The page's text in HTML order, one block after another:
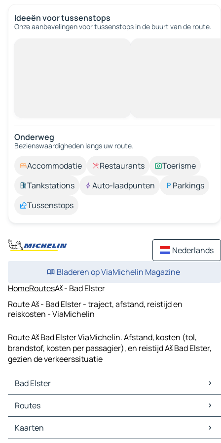
Ideeën voor tussenstops
Onze aanbevelingen voor tussenstops in de buurt van de route.
Onderweg
Bezienswaardigheden langs uw route.
Accommodatie Restaurants
Toerisme
Tankstations
Auto-laadpunten
Parkings
Tussenstops
Nederlands
Bladeren op ViaMichelin Magazine
HomeRoutesAš - Bad Elster
Route Aš - Bad Elster - traject, afstand, reistijd en
reiskosten - ViaMichelin
Route Aš Bad Elster ViaMichelin. Afstand, kosten (tol,
brandstof, kosten per passagier), en reistijd Aš Bad Elster,
gezien de verkeerssituatie
Bad Elster
Bad Elster Kaarten
Bad Elster Verkeer
Bad Elster Hotels
Bad Elster Restaurants
Routes
Routes Bad Elster - Aš
Routes Bad Elster - Selb
Kaarten